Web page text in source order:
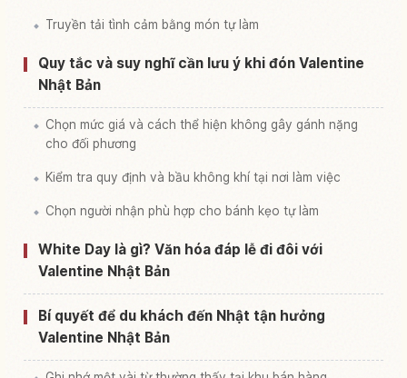
Truyền tải tình cảm bằng món tự làm
Quy tắc và suy nghĩ cần lưu ý khi đón Valentine
Nhật Bản
Chọn mức giá và cách thể hiện không gây gánh nặng
cho đối phương
Kiểm tra quy định và bầu không khí tại nơi làm việc
Chọn người nhận phù hợp cho bánh kẹo tự làm
White Day là gì? Văn hóa đáp lễ đi đôi với
Valentine Nhật Bản
Bí quyết để du khách đến Nhật tận hưởng
Valentine Nhật Bản